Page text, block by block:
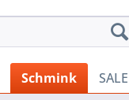
Schmink SALE